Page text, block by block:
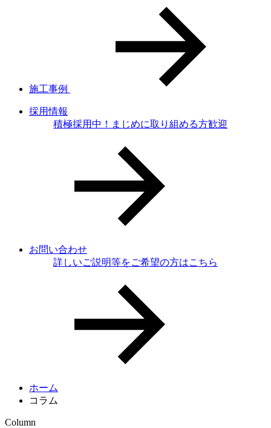
施工事例
採用情報
積極採用中！まじめに取り組める方歓迎
お問い合わせ
詳しいご説明等をご希望の方はこちら
ホーム
コラム
Column